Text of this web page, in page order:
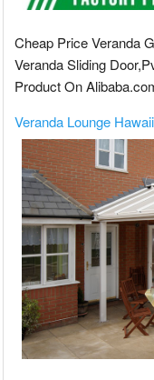
Cheap Price Veranda
Veranda Sliding
Product On
Veranda Lounge Hawaii